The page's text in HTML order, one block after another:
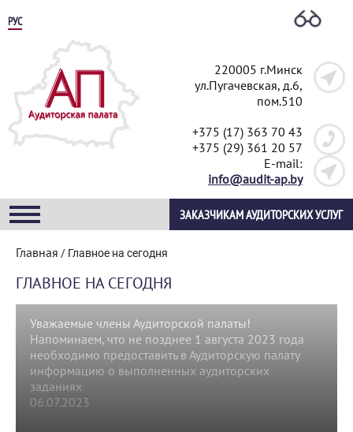
РУС
220005 г.Минск
ул.Пугачевская, д.6,
пом.510
+375 (17) 363 70 43
+375 (29) 361 20 57
E-mail:
info@audit-ap.by
ЗАКАЗЧИКАМ АУДИТОРСКИХ УСЛУГ
Главная / Главное на сегодня
ГЛАВНОЕ НА СЕГОДНЯ
06.07.2023
Уважаемые члены Аудиторской палаты!
Напоминаем, что не позднее 1 августа 2023 года
необходимо предоставить в Аудиторскую палату
информацию о выполненных аудиторских
заданиях